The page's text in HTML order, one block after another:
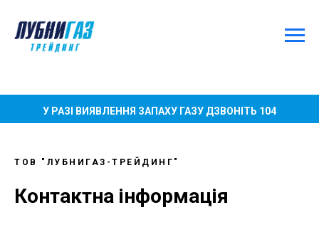
У РАЗІ ВИЯВЛЕННЯ ЗАПАХУ ГАЗУ ДЗВОНІТЬ 104
ТОВ "ЛУБНИГАЗ-ТРЕЙДИНГ"
Контактна інформація